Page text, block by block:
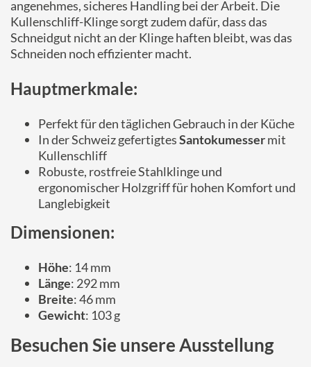
angenehmes, sicheres Handling bei der Arbeit. Die
Kullenschliff-Klinge sorgt zudem dafür, dass das
Schneidgut nicht an der Klinge haften bleibt, was das
Schneiden noch effizienter macht.
Hauptmerkmale:
Perfekt für den täglichen Gebrauch in der Küche
In der Schweiz gefertigtesSantokumessermit
Kullenschliff
Robuste, rostfreie Stahlklinge und
ergonomischer Holzgriff für hohen Komfort und
Langlebigkeit
Dimensionen:
Höhe: 14 mm
Länge: 292 mm
Breite: 46 mm
Gewicht: 103 g
Besuchen Sie unsere Ausstellung